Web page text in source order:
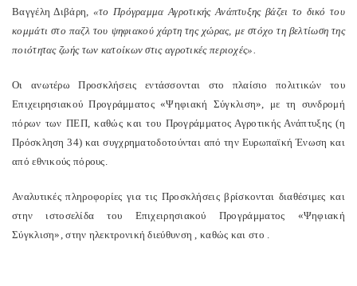
Βαγγέλη Διβάρη, «το Πρόγραμμα Αγροτικής Ανάπτυξης βάζει το δικό του
κομμάτι στο παζλ του ψηφιακού χάρτη της χώρας, με στόχο τη βελτίωση της
ποιότητας ζωής των κατοίκων στις αγροτικές περιοχές».
Οι ανωτέρω Προσκλήσεις εντάσσονται στο πλαίσιο πολιτικών του
Επιχειρησιακού Προγράμματος «Ψηφιακή Σύγκλιση», με τη συνδρομή
πόρων των ΠΕΠ, καθώς και του Προγράμματος Αγροτικής Ανάπτυξης (η
Πρόσκληση 34) και συγχρηματοδοτούνται από την Ευρωπαϊκή Ένωση και
από εθνικούς πόρους.
Αναλυτικές πληροφορίες για τις Προσκλήσεις βρίσκονται διαθέσιμες και
στην ιστοσελίδα του Επιχειρησιακού Προγράμματος «Ψηφιακή
Σύγκλιση», στην ηλεκτρονική διεύθυνση, καθώς και στο .